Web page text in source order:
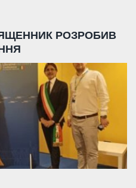
РОЗРОБИВ